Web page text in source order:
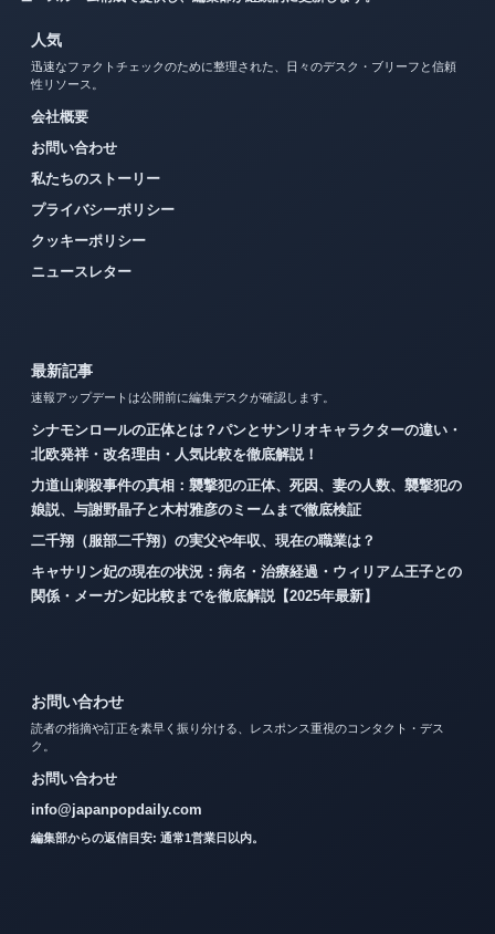
人気
迅速なファクトチェックのために整理された、日々のデスク・ブリーフと信頼
性リソース。
会社概要
お問い合わせ
私たちのストーリー
プライバシーポリシー
クッキーポリシー
ニュースレター
最新記事
速報アップデートは公開前に編集デスクが確認します。
シナモンロールの正体とは？パンとサンリオキャラクターの違い・
北欧発祥・改名理由・人気比較を徹底解説！
力道山刺殺事件の真相：襲撃犯の正体、死因、妻の人数、襲撃犯の
娘説、与謝野晶子と木村雅彦のミームまで徹底検証
二千翔（服部二千翔）の実父や年収、現在の職業は？
キャサリン妃の現在の状況：病名・治療経過・ウィリアム王子との
関係・メーガン妃比較までを徹底解説【2025年最新】
お問い合わせ
読者の指摘や訂正を素早く振り分ける、レスポンス重視のコンタクト・デス
ク。
お問い合わせ
info@japanpopdaily.com
編集部からの返信目安: 通常1営業日以内。